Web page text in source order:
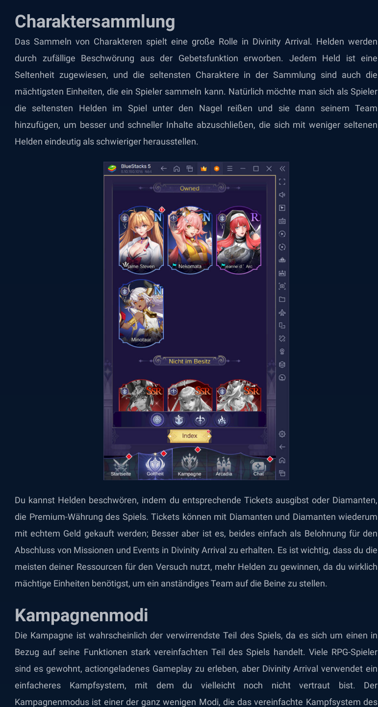
Charaktersammlung
Das Sammeln von Charakteren spielt eine große Rolle in Divinity Arrival. Helden werden
durch zufällige Beschwörung aus der Gebetsfunktion erworben. Jedem Held ist eine
Seltenheit zugewiesen, und die seltensten Charaktere in der Sammlung sind auch die
mächtigsten Einheiten, die ein Spieler sammeln kann. Natürlich möchte man sich als Spieler
die seltensten Helden im Spiel unter den Nagel reißen und sie dann seinem Team
hinzufügen, um besser und schneller Inhalte abzuschließen, die sich mit weniger seltenen
Helden eindeutig als schwieriger herausstellen.
Du kannst Helden beschwören, indem du entsprechende Tickets ausgibst oder Diamanten,
die Premium-Währung des Spiels. Tickets können mit Diamanten und Diamanten wiederum
mit echtem Geld gekauft werden; Besser aber ist es, beides einfach als Belohnung für den
Abschluss von Missionen und Events in Divinity Arrival zu erhalten. Es ist wichtig, dass du die
meisten deiner Ressourcen für den Versuch nutzt, mehr Helden zu gewinnen, da du wirklich
mächtige Einheiten benötigst, um ein anständiges Team auf die Beine zu stellen.
Kampagnenmodi
Die Kampagne ist wahrscheinlich der verwirrendste Teil des Spiels, da es sich um einen in
Bezug auf seine Funktionen stark vereinfachten Teil des Spiels handelt. Viele RPG-Spieler
sind es gewohnt, actiongeladenes Gameplay zu erleben, aber Divinity Arrival verwendet ein
einfacheres Kampfsystem, mit dem du vielleicht noch nicht vertraut bist. Der
Kampagnenmodus ist einer der ganz wenigen Modi, die das vereinfachte Kampfsystem des